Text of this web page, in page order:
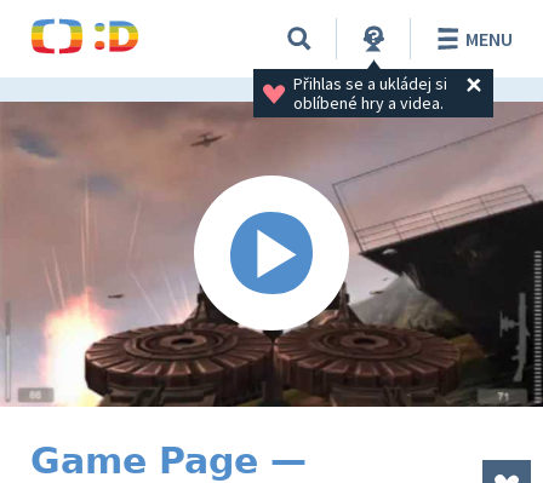
Přihlas se a ukládej si
oblíbené hry a videa.
MENU
Game Page —